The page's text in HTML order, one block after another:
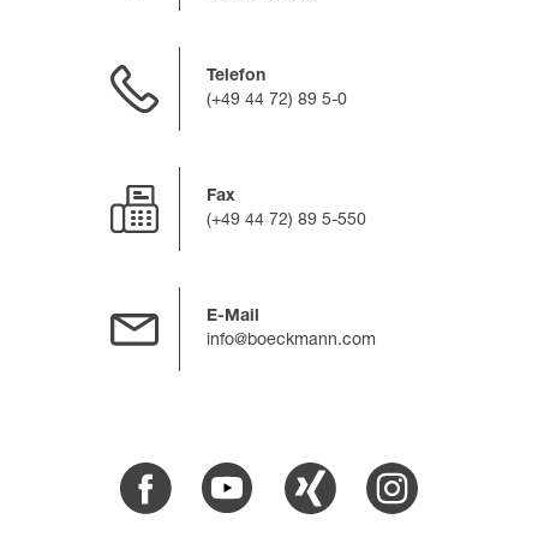
Telefon
(+49 44 72) 89 5-0
Fax
(+49 44 72) 89 5-550
E-Mail
info@boeckmann.com
Facebook Youtube Xing Instagram